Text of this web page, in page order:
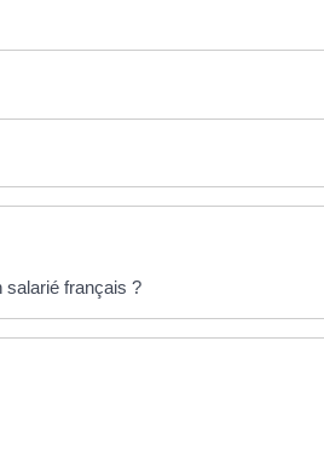
salarié français ?